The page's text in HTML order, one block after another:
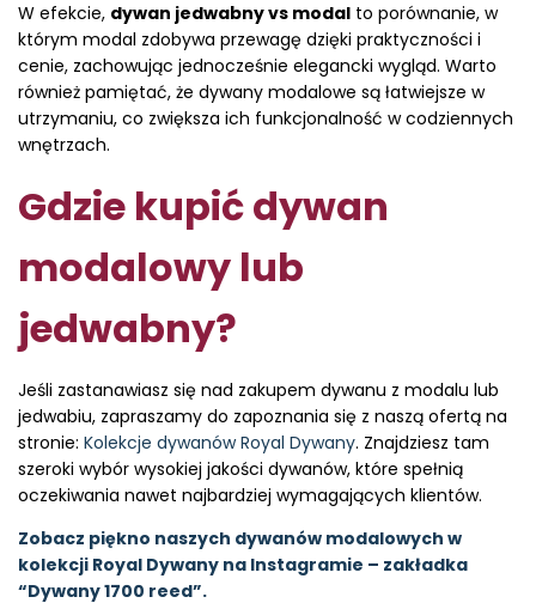
W efekcie, dywan jedwabny vs modal to porównanie, w
którym modal zdobywa przewagę dzięki praktyczności i
cenie, zachowując jednocześnie elegancki wygląd. Warto
również pamiętać, że dywany modalowe są łatwiejsze w
utrzymaniu, co zwiększa ich funkcjonalność w codziennych
wnętrzach.
Gdzie kupić dywan
modalowy lub
jedwabny?
Jeśli zastanawiasz się nad zakupem dywanu z modalu lub
jedwabiu, zapraszamy do zapoznania się z naszą ofertą na
stronie: Kolekcje dywanów Royal Dywany. Znajdziesz tam
szeroki wybór wysokiej jakości dywanów, które spełnią
oczekiwania nawet najbardziej wymagających klientów.
Zobacz piękno naszych dywanów modalowych w
kolekcji Royal Dywany na Instagramie – zakładka
“Dywany 1700 reed”.